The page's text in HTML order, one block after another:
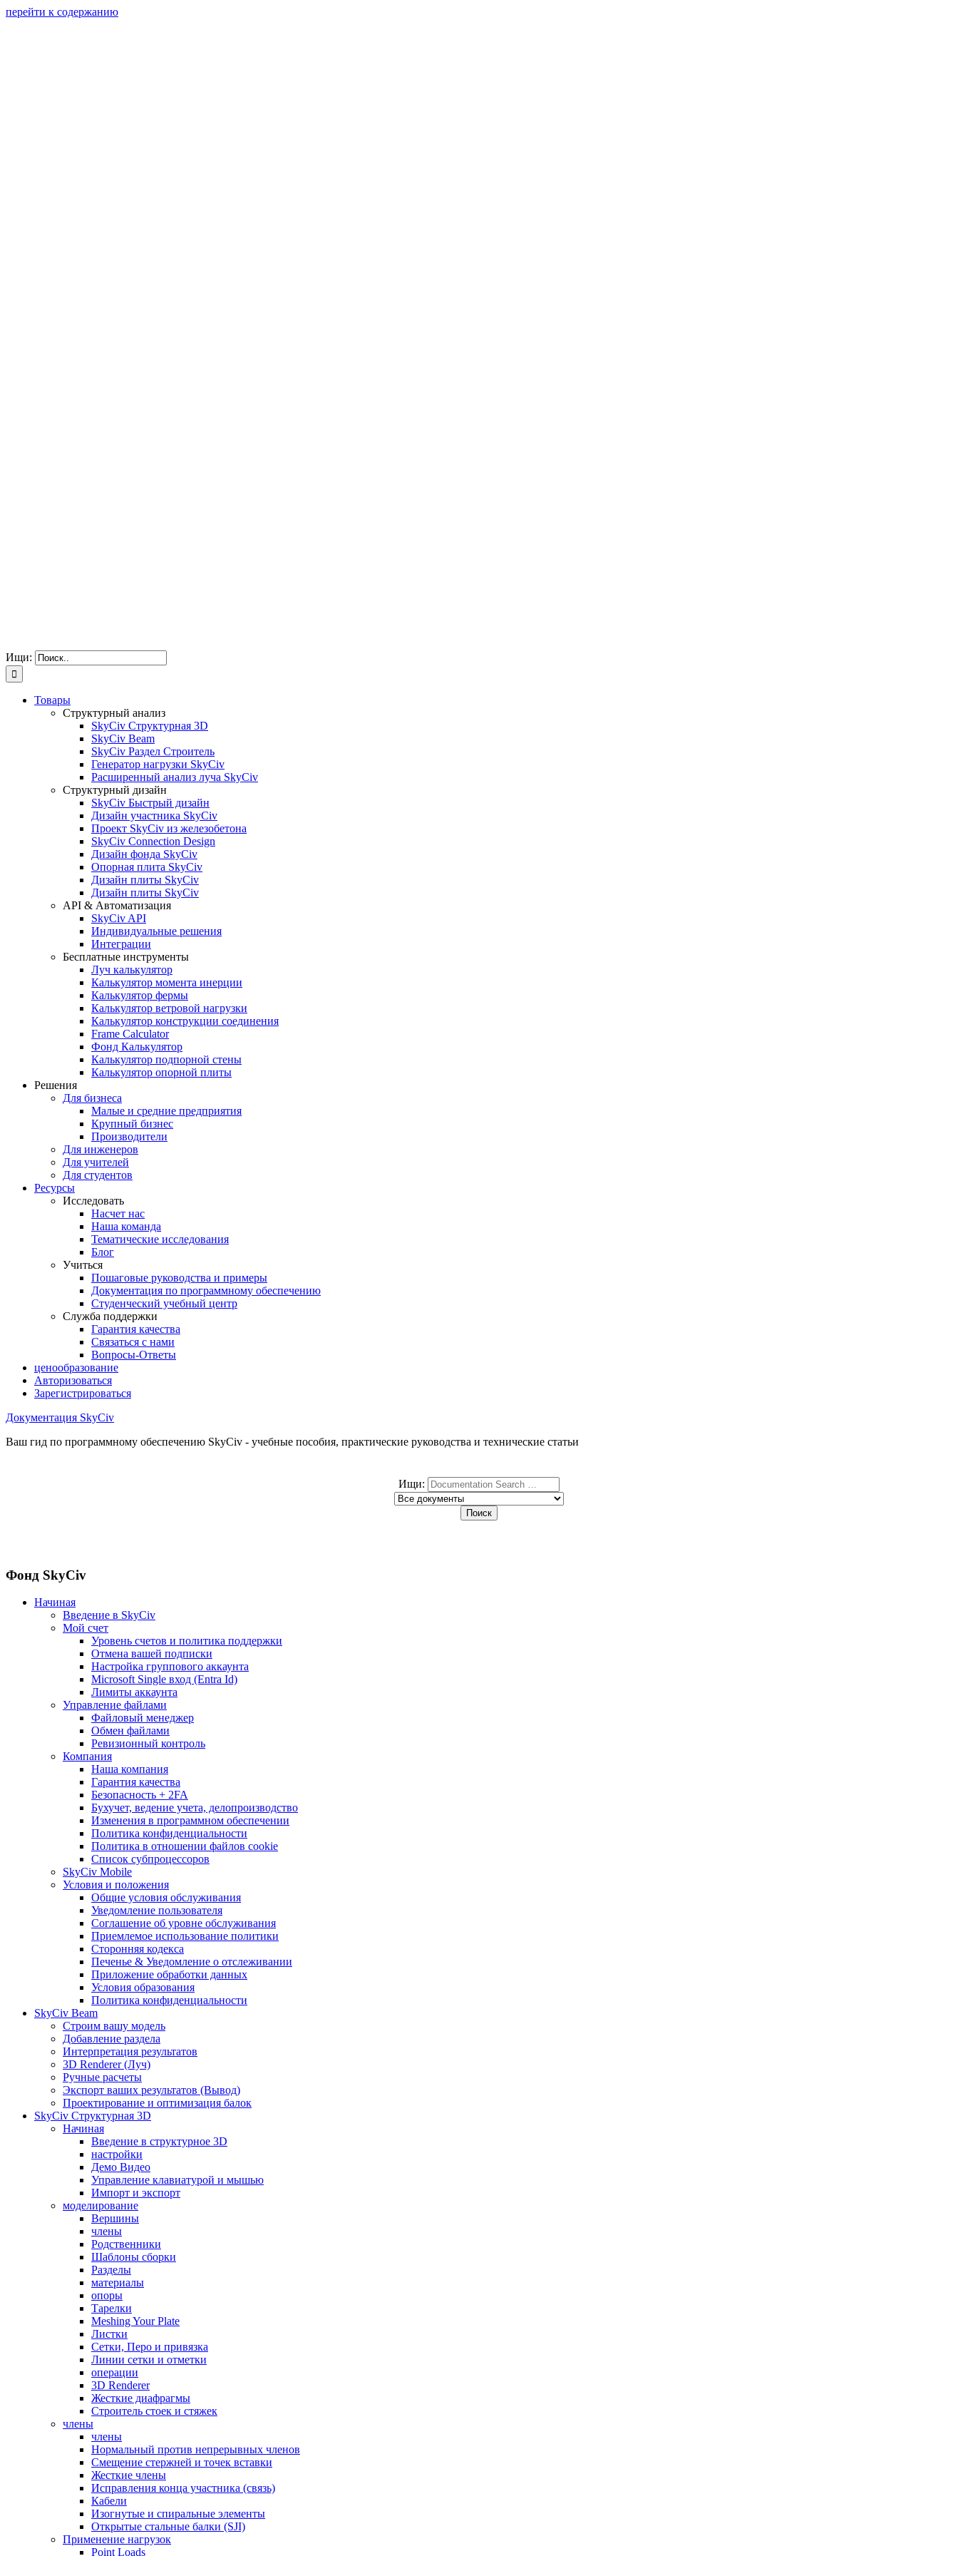
перейти к содержанию
Ищи:
Товары
Структурный анализ
SkyCiv Структурная 3D
SkyCiv Beam
SkyCiv Раздел Строитель
Генератор нагрузки SkyCiv
Расширенный анализ луча SkyCiv
Структурный дизайн
SkyCiv Быстрый дизайн
Дизайн участника SkyCiv
Проект SkyCiv из железобетона
SkyCiv Connection Design
Дизайн фонда SkyCiv
Опорная плита SkyCiv
Дизайн плиты SkyCiv
Дизайн плиты SkyCiv
API & Автоматизация
SkyCiv API
Индивидуальные решения
Интеграции
Бесплатные инструменты
Луч калькулятор
Калькулятор момента инерции
Калькулятор фермы
Калькулятор ветровой нагрузки
Калькулятор конструкции соединения
Frame Calculator
Фонд Калькулятор
Калькулятор подпорной стены
Калькулятор опорной плиты
Решения
Для бизнеса
Малые и средние предприятия
Крупный бизнес
Производители
Для инженеров
Для учителей
Для студентов
Ресурсы
Исследовать
Насчет нас
Наша команда
Тематические исследования
Блог
Учиться
Пошаговые руководства и примеры
Документация по программному обеспечению
Студенческий учебный центр
Служба поддержки
Гарантия качества
Связаться с нами
Вопросы-Ответы
ценообразование
Авторизоваться
Зарегистрироваться
Документация SkyCiv
Ваш гид по программному обеспечению SkyCiv - учебные пособия, практические руководства и технические статьи
Ищи:
Фонд SkyCiv
Начиная
Введение в SkyCiv
Мой счет
Уровень счетов и политика поддержки
Отмена вашей подписки
Настройка группового аккаунта
Microsoft Single вход (Entra Id)
Лимиты аккаунта
Управление файлами
Файловый менеджер
Обмен файлами
Ревизионный контроль
Компания
Наша компания
Гарантия качества
Безопасность + 2FA
Бухучет, ведение учета, делопроизводство
Изменения в программном обеспечении
Политика конфиденциальности
Политика в отношении файлов cookie
Список субпроцессоров
SkyCiv Mobile
Условия и положения
Общие условия обслуживания
Уведомление пользователя
Соглашение об уровне обслуживания
Приемлемое использование политики
Сторонняя кодекса
Печенье & Уведомление о отслеживании
Приложение обработки данных
Условия образования
Политика конфиденциальности
SkyCiv Beam
Строим вашу модель
Добавление раздела
Интерпретация результатов
3D Renderer (Луч)
Ручные расчеты
Экспорт ваших результатов (Вывод)
Проектирование и оптимизация балок
SkyCiv Структурная 3D
Начиная
Введение в структурное 3D
настройки
Демо Видео
Управление клавиатурой и мышью
Импорт и экспорт
моделирование
Вершины
члены
Родственники
Шаблоны сборки
Разделы
материалы
опоры
Тарелки
Meshing Your Plate
Листки
Сетки, Перо и привязка
Линии сетки и отметки
операции
3D Renderer
Жесткие диафрагмы
Строитель стоек и стяжек
члены
члены
Нормальный против непрерывных членов
Смещение стержней и точек вставки
Жесткие члены
Исправления конца участника (связь)
Кабели
Изогнутые и спиральные элементы
Открытые стальные балки (SJI)
Применение нагрузок
Point Loads